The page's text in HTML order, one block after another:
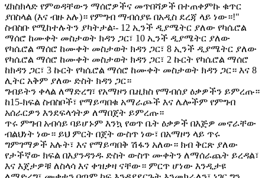
ሄክስክላድ የምወዳቸውን ማሰሮዎችና መጥበሻዎች በተጠቀምኩ ቁጥር
ያበስላል (እና ብዙ አሉ)። የምግብ ማብሰያዬ በአዲስ ደረጃ ላይ ነው።!"
ስብስቡ የሚከተሉትን ያካትታል፡- 12 ኢንች ዲያሜትር ያለው የካሴሮል
ማሰሮ ከሙቀት መስታወት ክዳን ጋር፣ 10 ኢንች ዲያሜትር ያለው
የካሴሮል ማሰሮ ከሙቀት መስታወት ክዳን ጋር፣ 8 ኢንች ዲያሜትር ያለው
የካሴሮል ማሰሮ ከሙቀት መስታወት ክዳን ጋር፣ 2 ኩርት የካሴሮል ማሰሮ
ከክዳን ጋር፣ 3 ኩርት የካሴሮል ማሰሮ ከሙቀት መስታወት ክዳን ጋር። እና 8
ሊትር አቅም ያለው ድስት ክዳን ጋር።
ግብይትን ቀላል ለማድረግ፣ የአማዞን ቤዚክስ የማብሰያ ዕቃዎችን ይምረጡ።
ከ15-ክፍል ስብስቦች፣ የማይጣበቁ አማራጮች እና ሌሎችም የምግብ
አሰራርዎን እንደፍላጎትዎ ለማበጀት ይምረጡ።
ጥሩ ምግብ አብሳይ ባይሆኑም እንኳ የወጥ ቤት ዕቃዎች በእጅዎ መኖራቸው
ብልህነት ነው። ይህ ምርት በጀት ውስጥ ነው፣ በአማዞን ላይ ጥሩ
ግምገማዎች አሉት፣ እና የማይጣበቅ ሽፋን አለው። ክብ ቅርጽ ያለው
የታችኛው ክፍል በእያንዳንዱ ድስት ውስጥ ሙቀትን ለማሰራጨት ይረዳል፣
እና እጀታዎቹ ለስላሳ እና ቀዝቃዛ ናቸው። ምርጥ ሆነው እንዲታዩ